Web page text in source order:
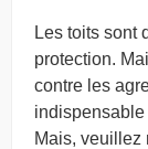
Les toits sont
protection.
contre les
Mais, veuillez